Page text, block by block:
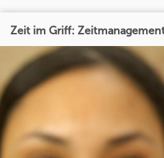
Zeit im Griff: